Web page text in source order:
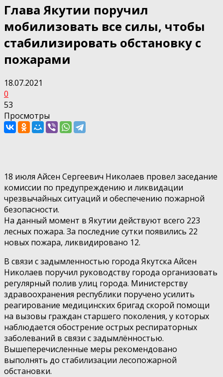
Глава Якутии поручил
мобилизовать все силы, чтобы
стабилизировать обстановку с
пожарами
18.07.2021
0
53
Просмотры
18 июля Айсен Сергеевич Николаев провел заседание
комиссии по предупреждению и ликвидации
чрезвычайных ситуаций и обеспечению пожарной
безопасности.
На данный момент в Якутии действуют всего 223
лесных пожара. За последние сутки появились 22
новых пожара, ликвидировано 12.
В связи с задымленностью города Якутска Айсен
Николаев поручил руководству города организовать
регулярный полив улиц города. Министерству
здравоохранения республики поручено усилить
реагирование медицинских бригад скорой помощи
на вызовы граждан старшего поколения, у которых
наблюдается обострение острых респираторных
заболеваний в связи с задымлённостью.
Вышеперечисленные меры рекомендовано
выполнять до стабилизации лесопожарной
обстановки.